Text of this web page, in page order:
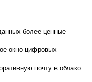
более ценные
окно цифровых
почту в облако